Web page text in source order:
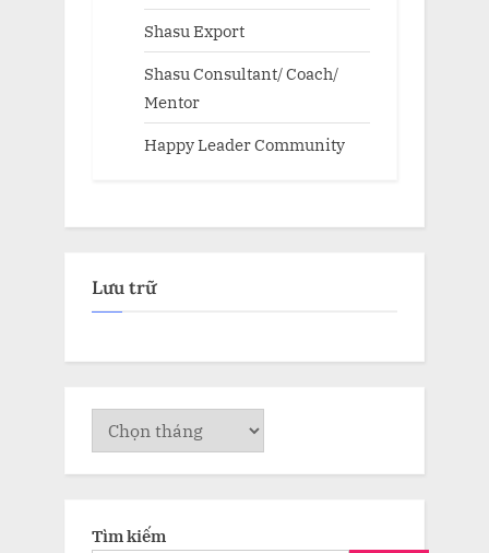
Shasu Export
Shasu Consultant/ Coach/
Mentor
Happy Leader Community
Lưu trữ
Lưu
trữ
Tìm kiếm